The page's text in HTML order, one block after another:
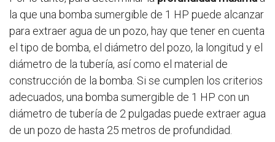
la que una bomba sumergible de 1 HP puede alcanzar
para extraer agua de un pozo, hay que tener en cuenta
el tipo de bomba, el diámetro del pozo, la longitud y el
diámetro de la tubería, así como el material de
construcción de la bomba. Si se cumplen los criterios
adecuados, una bomba sumergible de 1 HP con un
diámetro de tubería de 2 pulgadas puede extraer agua
de un pozo de hasta 25 metros de profundidad.